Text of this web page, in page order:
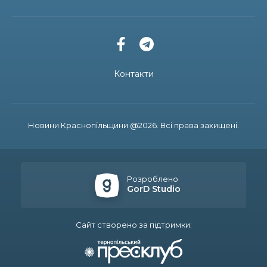
На Сумщині розширено мережу мовлення
Наказ МВС № 515: обов’язкове
Максима КОЛОДКИ, який вміє помічати красу
Новини Краснопільщини @2026. Всі права захищені.
Контакти
Розроблено
GorD Studio
Сайт створено за підтримки: